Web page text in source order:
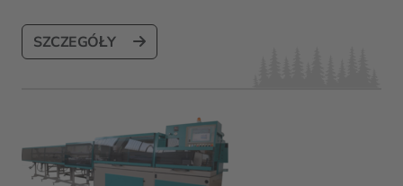
SZCZEGÓŁY